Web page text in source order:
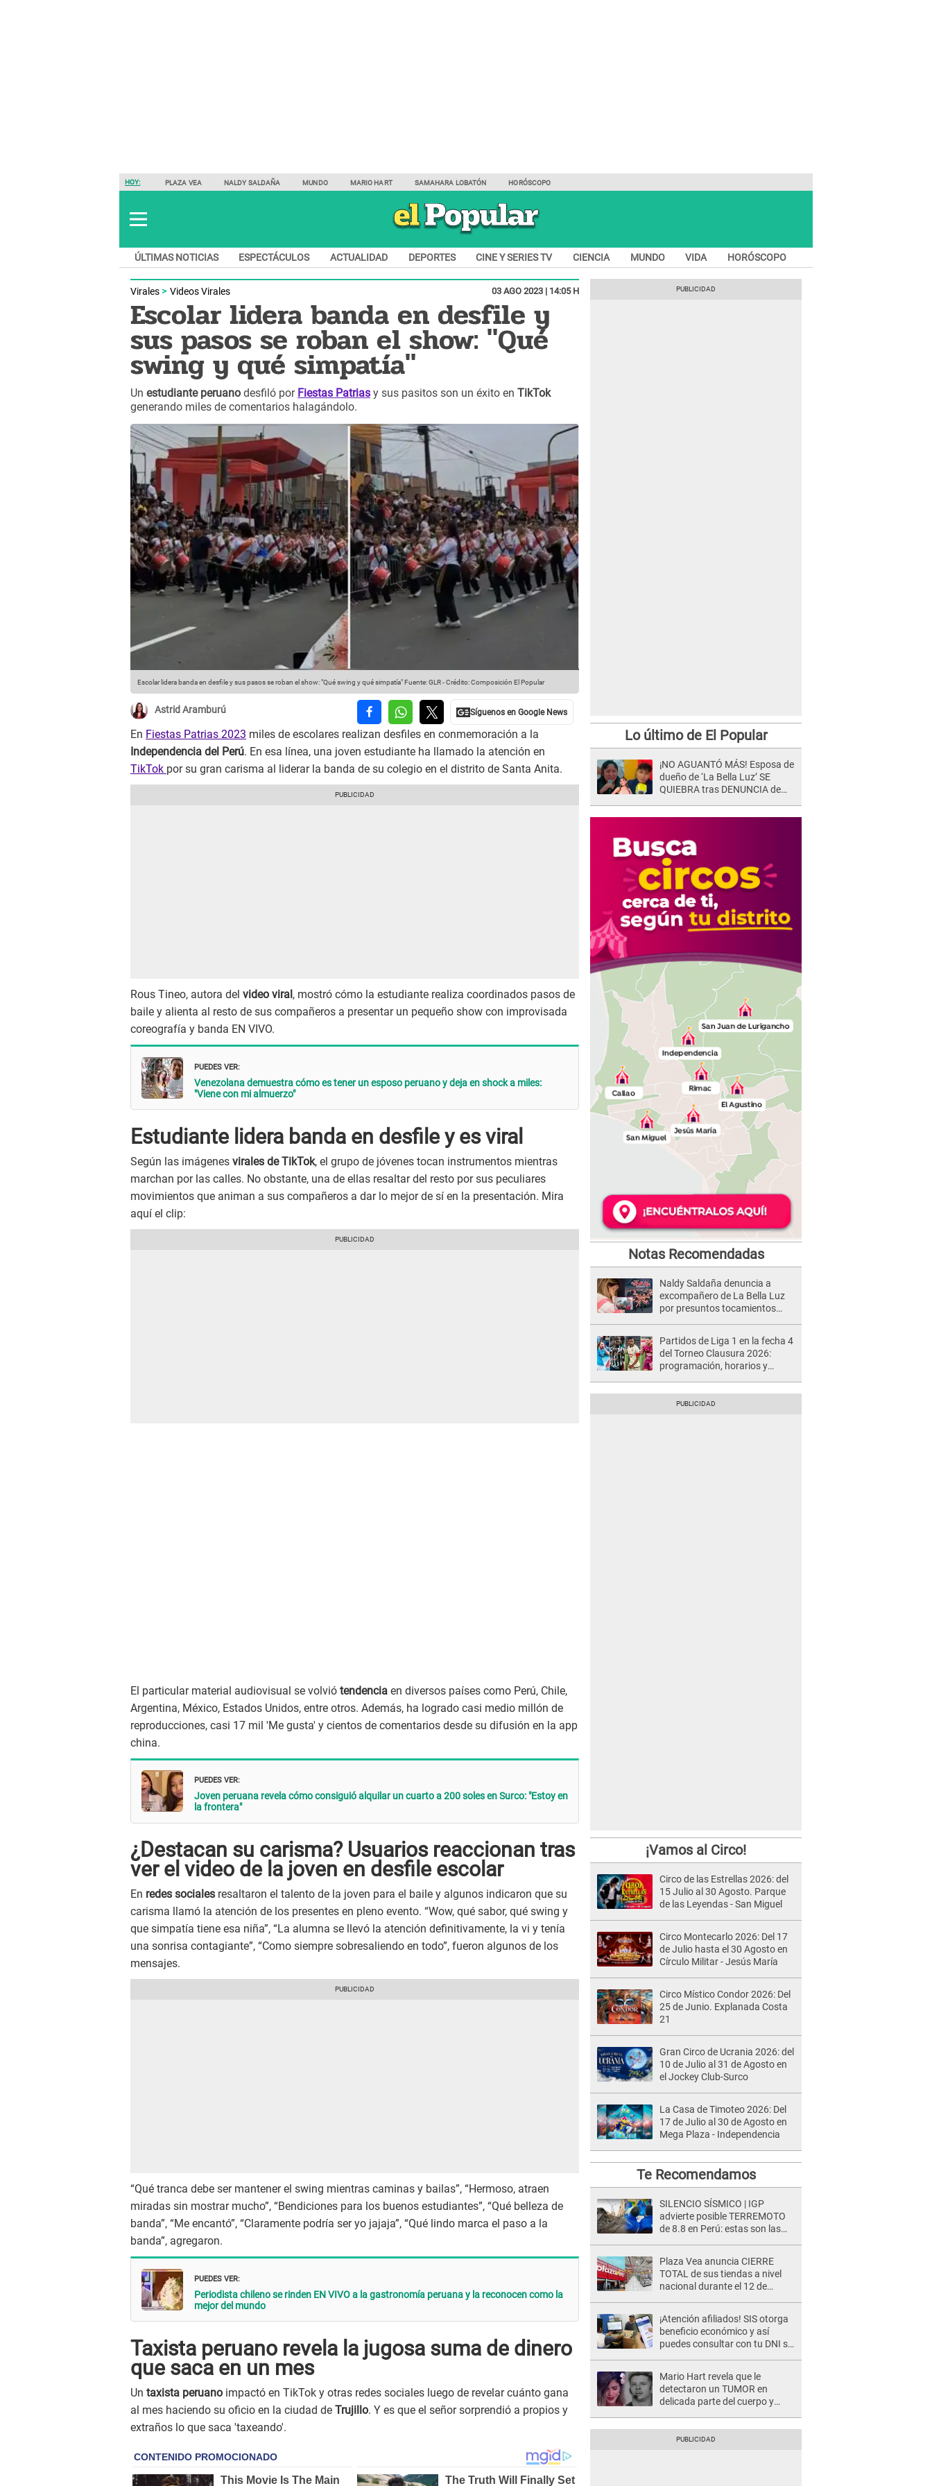
HOY: PLAZA VEA NALDY SALDAÑA MUNDO MARIO HART SAMAHARA LOBATÓN HORÓSCOPO
ÚLTIMAS NOTICIAS ESPECTÁCULOS ACTUALIDAD DEPORTES CINE Y SERIES TV CIENCIA MUNDO VIDA HORÓSCOPO
Virales Videos Virales 03 AGO 2023 | 14:05 H
Escolar lidera banda en desfile y
sus pasos se roban el show: "Qué
swing y qué simpatía"
Un estudiante peruano desfiló por Fiestas Patrias y sus pasitos son un éxito en TikTok
generando miles de comentarios halagándolo.
Escolar lidera banda en desfile y sus pasos se roban el show: "Qué swing y qué simpatía" Fuente: GLR-Crédito: Composición El Popular
Astrid Aramburú
En Fiestas Patrias 2023 miles de escolares realizan desfiles en conmemoración a la
Independencia del Perú. En esa línea, una joven estudiante ha llamado la atención en
TikTok por su gran carisma al liderar la banda de su colegio en el distrito de Santa Anita.
Rous Tineo, autora del video viral , mostró cómo la estudiante realiza coordinados pasos de
baile y alienta al resto de sus compañeros a presentar un pequeño show con improvisada
coreografía y banda EN VIVO.
PUEDES VER:
Venezolana demuestra cómo es tener un esposo peruano y deja en shock a miles:
"Viene con mi almuerzo"
Estudiante lidera banda en desfile y es viral
Según las imágenes virales de TikTok, el grupo de jóvenes tocan instrumentos mientras
marchan por las calles. No obstante, una de ellas resaltar del resto por sus peculiares
movimientos que animan a sus compañeros a dar lo mejor de sí en la presentación. Mira
aquí el clip:
El particular material audiovisual se volvió tendencia en diversos países como Perú, Chile,
Argentina, México, Estados Unidos, entre otros. Además, ha logrado casi medio millón de
reproducciones, casi 17 mil 'Me gusta' y cientos de comentarios desde su difusión en la app
china.
PUEDES VER:
Joven peruana revela cómo consiguió alquilar un cuarto a 200 soles en Surco: "Estoy en
la frontera"
¿Destacan su carisma? Usuarios reaccionan tras
ver el video de la joven en desfile escolar
En redes sociales resaltaron el talento de la joven para el baile y algunos indicaron que su
carisma llamó la atención de los presentes en pleno evento. “Wow, qué sabor, qué swing y
que simpatía tiene esa niña”, “La alumna se llevó la atención definitivamente, la vi y tenía
una sonrisa contagiante”, “Como siempre sobresaliendo en todo”, fueron algunos de los
mensajes.
“Qué tranca debe ser mantener el swing mientras caminas y bailas”, “Hermoso, atraen
miradas sin mostrar mucho”, “Bendiciones para los buenos estudiantes”, “Qué belleza de
banda”, “Me encantó”, “Claramente podría ser yo jajaja”, “Qué lindo marca el paso a la
banda”, agregaron.
PUEDES VER:
Periodista chileno se rinden EN VIVO a la gastronomía peruana y la reconocen como la
mejor del mundo
Taxista peruano revela la jugosa suma de dinero
que saca en un mes
Un taxista peruano impactó en TikTok y otras redes sociales luego de revelar cuánto gana
al mes haciendo su oficio en la ciudad de Trujillo. Y es que el señor sorprendió a propios y
extraños lo que saca 'taxeando'.
Lo último de El Popular
¡NO AGUANTÓ MÁS! Esposa de
dueño de ‘La Bella Luz’ SE
QUIEBRA tras DENUNCIA de
Notas Recomendadas
Naldy Saldaña denuncia a
excompañero de La Bella Luz
por presuntos tocamientos
Partidos de Liga 1 en la fecha 4
del Torneo Clausura 2026:
programación, horarios y
¡Vamos al Circo!
Circo de las Estrellas 2026: del
15 Julio al 30 Agosto. Parque
de las Leyendas - San Miguel
Circo Montecarlo 2026: Del 17
de Julio hasta el 30 Agosto en
Círculo Militar - Jesús María
Circo Místico Condor 2026: Del
25 de Junio. Explanada Costa
21
Gran Circo de Ucrania 2026: del
10 de Julio al 31 de Agosto en
el Jockey Club-Surco
La Casa de Timoteo 2026: Del
17 de Julio al 30 de Agosto en
Mega Plaza - Independencia
Te Recomendamos
SILENCIO SÍSMICO | IGP
advierte posible TERREMOTO
de 8.8 en Perú: estas son las
Plaza Vea anuncia CIERRE
TOTAL de sus tiendas a nivel
nacional durante el 12 de
¡Atención afiliados! SIS otorga
beneficio económico y así
puedes consultar con tu DNI si
Mario Hart revela que le
detectaron un TUMOR en
delicada parte del cuerpo y